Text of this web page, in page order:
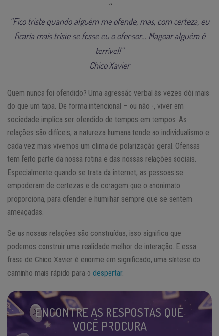
“Fico triste quando alguém me ofende, mas, com certeza, eu
ficaria mais triste se fosse eu o ofensor… Magoar alguém é
terrível!”
Chico Xavier
Quem nunca foi ofendido? Uma agressão verbal às vezes dói mais
do que um tapa. De forma intencional – ou não -, viver em
sociedade implica ser ofendido de tempos em tempos. As
relações são difíceis, a natureza humana tende ao individualismo e
cada vez mais vivemos um clima de polarização geral. Ofensas
tem feito parte da nossa rotina e das nossas relações sociais.
Especialmente quando se trata da internet, as pessoas se
empoderam de certezas e da coragem que o anonimato
proporciona, para ofender e humilhar sempre que se sentem
ameaçadas.
Se as nossas relações são construídas, isso significa que
podemos construir uma realidade melhor de interação. E essa
frase de Chico Xavier é enorme em significado, uma síntese do
caminho mais rápido para o despertar.
ENCONTRE AS RESPOSTAS QUE
VOCÊ PROCURA